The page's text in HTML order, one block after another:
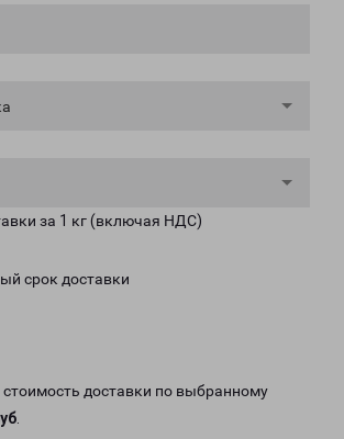
за 1 кг (включая НДС)
срок доставки
доставки по выбранному
.